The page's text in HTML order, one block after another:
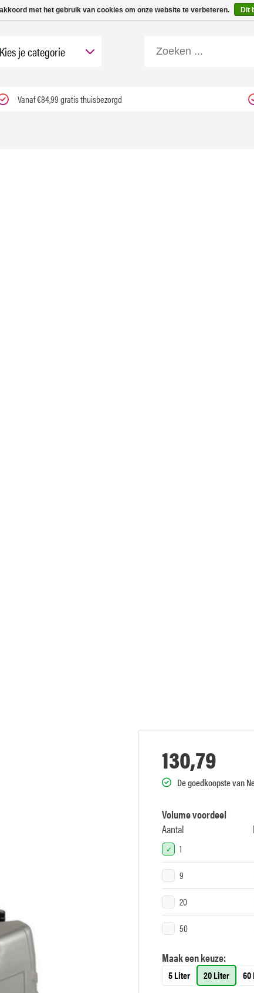
werkdagen | Nu 25% korting op gehele assortiment Carfume met
Kies je categorie
Vanaf €84,99 gratis thuisbezorgd
130,79
De goedkoopste van
Volume voordeel
Aantal
1
9
20
50
Maak een keuze:
5 Liter 20 Liter 60
met het gebruik van cookies om onze website te verbeteren. Dit